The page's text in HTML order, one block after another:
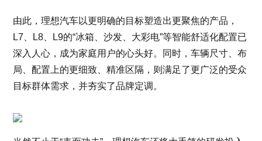
由此，理想汽车以更明确的目标塑造出更聚焦的产品，
L7、L8、L9的“冰箱、沙发、大彩电”等智能舒适化配置已
深入人心，成为家庭用户的心头好。同时，车辆尺寸、布
局、配置上的更细致、精准区隔，则满足了更广泛的受众
目标群体需求，并夯实了品牌定调。